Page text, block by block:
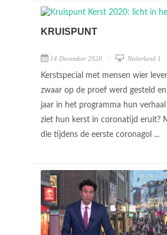
KRUISPUNT
14 December 2020 Nederland 1
Kerstspecial met mensen wier
zwaar op de proef werd gesteld
jaar in het programma hun
ziet hun kerst in coronatijd eruit?
die tijdens de eerste coronagol ...